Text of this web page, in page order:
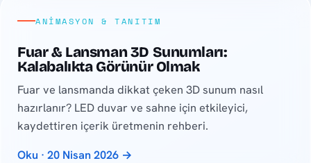
ANIMASYON & TANITIM
Fuar & Lansman 3D Sunumları:
Kalabalıkta Görünür Olmak
Fuar ve lansmanda dikkat çeken 3D sunum nasıl
hazırlanır? LED duvar ve sahne için etkileyici,
kaydettiren içerik üretmenin rehberi.
Oku · 20 Nisan 2026 →